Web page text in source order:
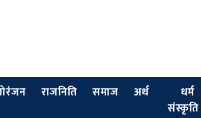
राजनिति समाज अर्थ
धर्म
संस्कृति